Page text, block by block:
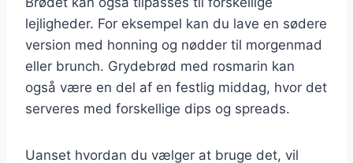
lejligheder. For eksempel kan du lave en sødere
version med honning og nødder til morgenmad
eller brunch. Grydebrød med rosmarin kan
også være en del af en festlig middag, hvor det
serveres med forskellige dips og spreads.
Uanset hvordan du vælger at bruge det, vil